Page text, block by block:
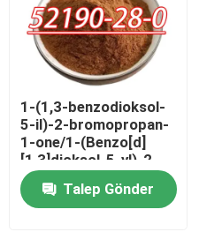
1-(1,3-benzodioksol-
5-il)-2-bromopropan-
1-one/1-(Benzo[d]
[1,3]dioksol-5-yl)-2-
bromopropan-1-one
CAS 52190-28-0
Talep Gönder